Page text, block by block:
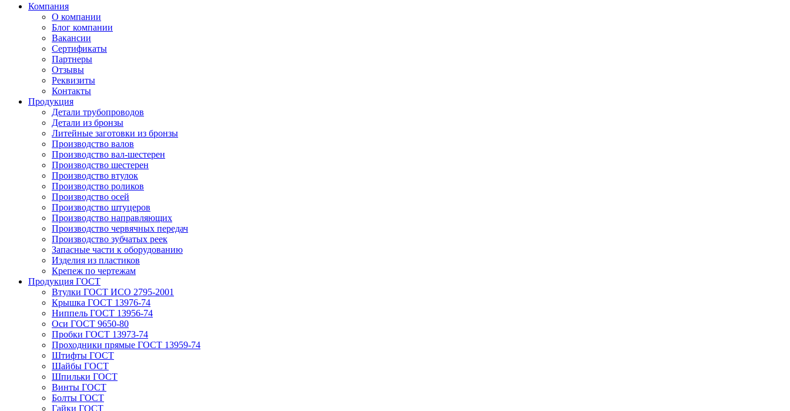
Компания
О компании
Блог компании
Вакансии
Сертификаты
Партнеры
Отзывы
Реквизиты
Контакты
Продукция
Детали трубопроводов
Детали из бронзы
Литейные заготовки из бронзы
Производство валов
Производство вал-шестерен
Производство шестерен
Производство втулок
Производство роликов
Производство осей
Производство штуцеров
Производство направляющих
Производство червячных передач
Производство зубчатых реек
Запасные части к оборудованию
Изделия из пластиков
Крепеж по чертежам
Продукция ГОСТ
Втулки ГОСТ ИСО 2795-2001
Крышка ГОСТ 13976-74
Ниппель ГОСТ 13956-74
Оси ГОСТ 9650-80
Пробки ГОСТ 13973-74
Проходники прямые ГОСТ 13959-74
Штифты ГОСТ
Шайбы ГОСТ
Шпильки ГОСТ
Винты ГОСТ
Болты ГОСТ
Гайки ГОСТ